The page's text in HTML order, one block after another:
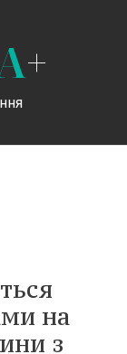
+
на
з